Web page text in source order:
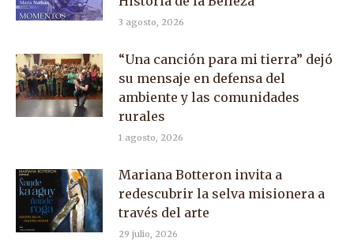
3 agosto, 2026
“Una canción para mi tierra” dejó
su mensaje en defensa del
ambiente y las comunidades
rurales
1 agosto, 2026
Mariana Botteron invita a
redescubrir la selva misionera a
través del arte
29 julio, 2026